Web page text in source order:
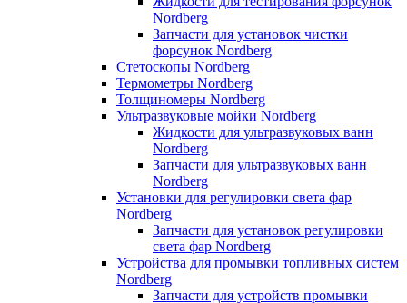
Nordberg
Запчасти для установок чистки
форсунок Nordberg
Стетоскопы Nordberg
Термометры Nordberg
Толщиномеры Nordberg
Ультразвуковые мойки Nordberg
Жидкости для ультразвуковых ванн
Nordberg
Запчасти для ультразвуковых ванн
Nordberg
Установки для регулировки света фар
Nordberg
Запчасти для установок регулировки
света фар Nordberg
Устройства для промывки топливных систем
Nordberg
Запчасти для устройств промывки